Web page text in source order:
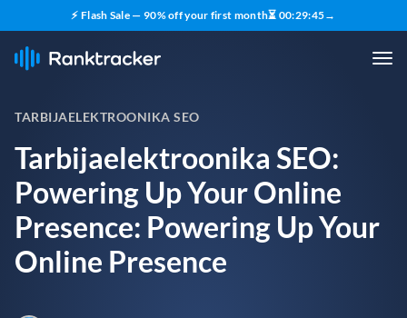
⚡ Flash Sale — 90% off your first month⏳ 00:29:45→
TARBIJAELEKTROONIKA SEO
Tarbijaelektroonika SEO:
Powering Up Your Online
Presence: Powering Up Your
Online Presence